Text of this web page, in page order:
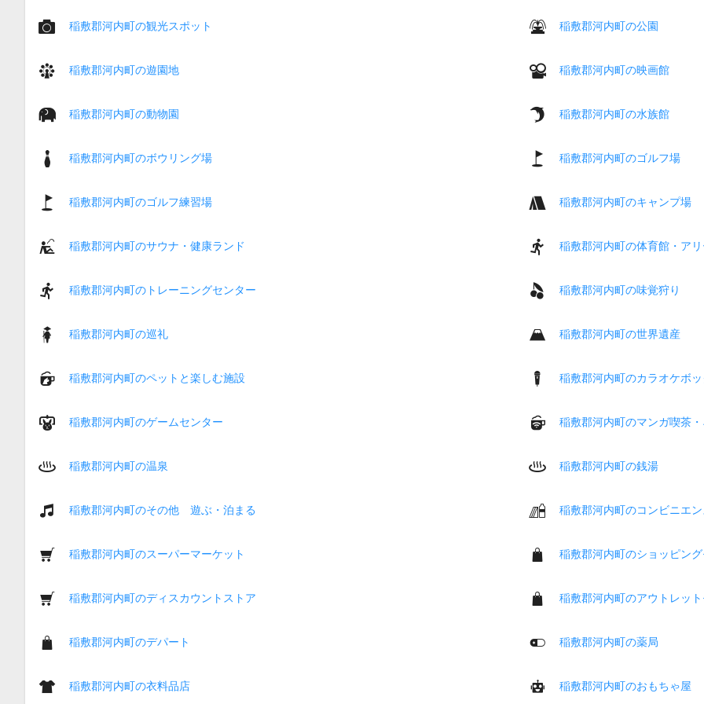
稲敷郡河内町の観光スポット 稲敷郡河内町の公園
稲敷郡河内町の遊園地 稲敷郡河内町の映画館
稲敷郡河内町の動物園 稲敷郡河内町の水族館
稲敷郡河内町のボウリング場 稲敷郡河内町のゴルフ場
稲敷郡河内町のゴルフ練習場 稲敷郡河内町のキャンプ場
稲敷郡河内町のサウナ・健康ランド 稲敷郡河内町の体育館・ア
稲敷郡河内町のトレーニングセンター 稲敷郡河内町の味覚狩り
稲敷郡河内町の巡礼 稲敷郡河内町の世界遺産
稲敷郡河内町のペットと楽しむ施設 稲敷郡河内町のカラオケボ
稲敷郡河内町のゲームセンター 稲敷郡河内町のマンガ喫茶
稲敷郡河内町の温泉 稲敷郡河内町の銭湯
稲敷郡河内町のその他 遊ぶ・泊まる 稲敷郡河内町のコンビニエ
稲敷郡河内町のスーパーマーケット 稲敷郡河内町のショッピン
稲敷郡河内町のディスカウントストア 稲敷郡河内町のアウトレッ
稲敷郡河内町のデパート 稲敷郡河内町の薬局
稲敷郡河内町の衣料品店 稲敷郡河内町のおもちゃ屋